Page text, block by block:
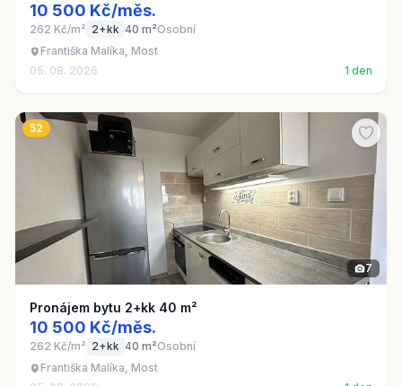
10 500 Kč/měs.
262 Kč/m² 2+kk 40 m²Osobní
Františka Malíka, Most
05. 08. 2026
1 den
52
7
Pronájem bytu 2+kk 40 m²
10 500 Kč/měs.
262 Kč/m² 2+kk 40 m²Osobní
Františka Malíka, Most